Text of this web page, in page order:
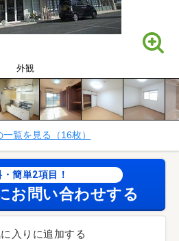
外観
覧を見る（16枚）
簡単2項目！
お問い合わせする
入りに追加する